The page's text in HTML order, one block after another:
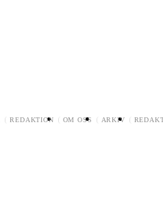
REDAKTION OM OSS ARKIV